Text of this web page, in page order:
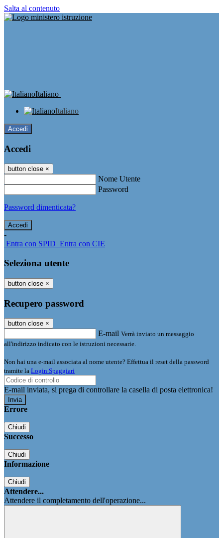
Salta al contenuto
Italiano
Italiano
Accedi
Accedi
button close ×
Nome Utente
Password
Password dimenticata?
-
Entra con SPID Entra con CIE
Seleziona utente
button close ×
Recupero password
button close ×
E-mail Verrà inviato un messaggio
all'indirizzo indicato con le istruzioni necessarie.
Non hai una e-mail associata al nome utente? Effettua il reset della password
tramite la Login Spaggiari
E-mail inviata, si prega di controllare la casella di posta elettronica!
Errore
Chiudi
Successo
Chiudi
Informazione
Chiudi
Attendere...
Attendere il completamento dell'operazione...